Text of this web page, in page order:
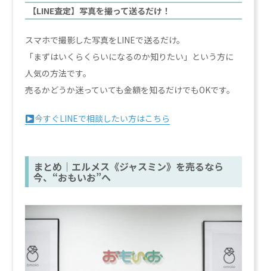
【LINE査定】写真を撮って送るだけ！
スマホで撮影した写真をLINEで送るだけ。
「まずはいくらくらいになるのか知りたい」という方に
人気の方法です。
売るかどうか迷っていても金額を知るだけでもOKです。
今すぐLINEで相談したい方はこちら
まとめ｜エルメス《ジャスミン》を売るなら
今、“おもいお”へ